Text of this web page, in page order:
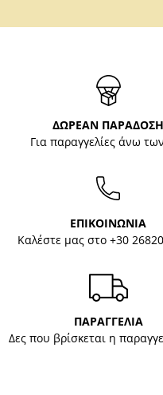
ΔΩΡΕΑΝ ΠΑΡΑΔΟΣΗ
Για παραγγελίες άνω
ΕΠΙΚΟΙΝΩΝΙΑ
Καλέστε μας στο +30
ΠΑΡΑΓΓΕΛΙΑ
Δες που βρίσκεται η